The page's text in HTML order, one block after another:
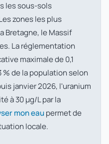
les sous-sols
zones les plus
Bretagne, le Massif
La réglementation
maximale de 0,1
% de la population selon
janvier 2026, l'uranium
à 30 µg/L par la
mon eaupermet de
locale.